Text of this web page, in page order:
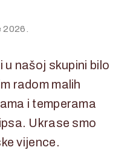
2026.
u našoj skupini bilo
radom malih
i temperama
Ukrase smo
vijence.